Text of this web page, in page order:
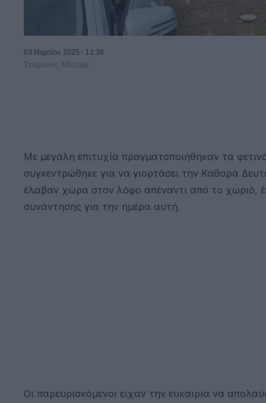
03 Μαρτίου 2025 - 12:38
Στέφανος Μίντζας
Με μεγάλη επιτυχία πραγματοποιήθηκαν τα
συγκεντρώθηκε για να γιορτάσει την Καθαρά
έλαβαν χώρα στον λόφο απέναντι από το χωριό,
συνάντησης για την ημέρα αυτή.
Οι παρευρισκόμενοι είχαν την ευκαιρία να